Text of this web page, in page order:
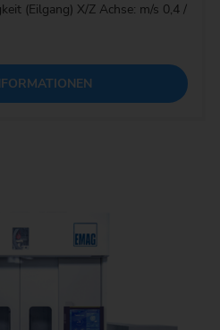
(Eilgang) X/Z Achse: m/s 0,4 /